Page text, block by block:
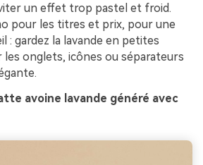
un effet trop pastel et froid.
pour les titres et prix, pour une
: gardez la lavande en petites
onglets, icônes ou séparateurs
avoine lavande généré avec